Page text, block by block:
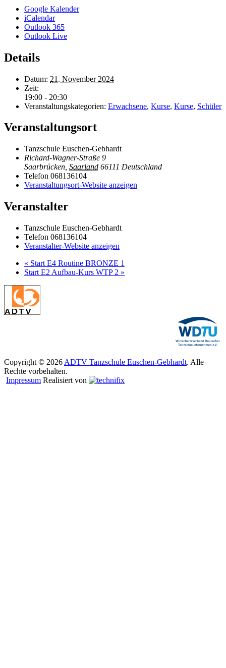
Google Kalender
iCalendar
Outlook 365
Outlook Live
Details
Datum: 21. November 2024
Zeit:
19:00 - 20:30
Veranstaltungskategorien: Erwachsene, Kurse, Kurse, Schüler
Veranstaltungsort
Tanzschule Euschen-Gebhardt
Richard-Wagner-Straße 9
Saarbrücken Saarland 66111 Deutschland
Telefon 068136104
Veranstaltungsort-Website anzeigen
Veranstalter
Tanzschule Euschen-Gebhardt
Telefon 068136104
Veranstalter-Website anzeigen
« Start E4 Routine BRONZE 1
Start E2 Aufbau-Kurs WTP 2 »
Copyright © 2026 ADTV Tanzschule Euschen-Gebhardt. Alle
Rechte vorbehalten.
Impressum Realisiert von